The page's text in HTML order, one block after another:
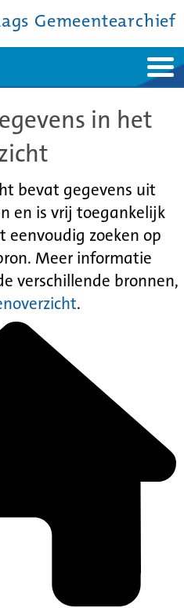
Gemeentearchief
in het
bevat gegevens uit
en is vrij toegankelijk
eenvoudig zoeken op
Meer informatie
verschillende bronnen,
.